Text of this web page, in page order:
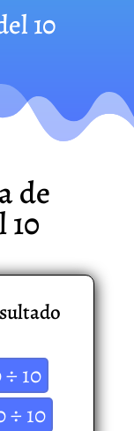
10
de
÷ 10
÷ 10